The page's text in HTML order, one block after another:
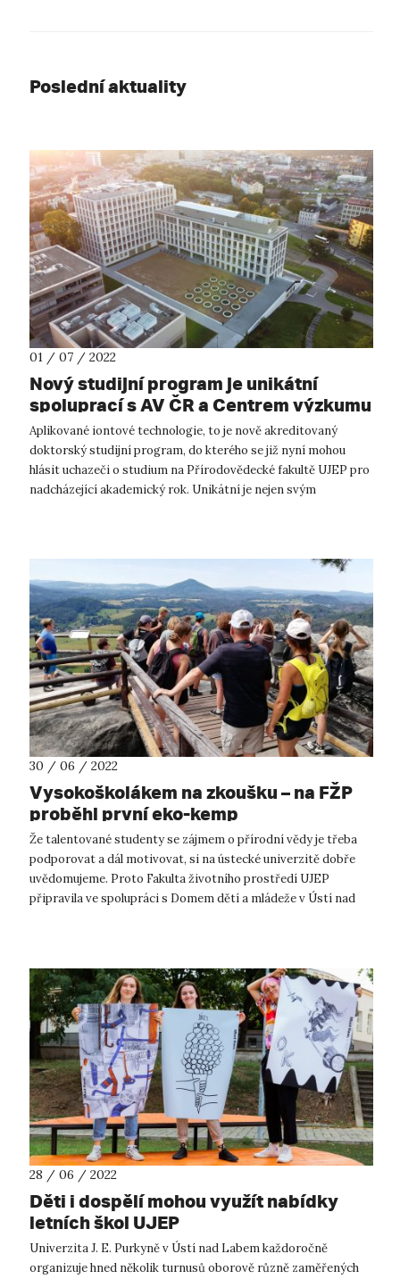
Poslední aktuality
01 / 07 / 2022
Nový studijní program je unikátní
spoluprací s AV ČR a Centrem výzkumu
Řež
Aplikované iontové technologie, to je nově akreditovaný
doktorský studijní program, do kterého se již nyní mohou
hlásit uchazeči o studium na Přírodovědecké fakultě UJEP pro
nadcházející akademický rok. Unikátní je nejen svým
30 / 06 / 2022
Vysokoškolákem na zkoušku – na FŽP
proběhl první eko-kemp
Že talentované studenty se zájmem o přírodní vědy je třeba
podporovat a dál motivovat, si na ústecké univerzitě dobře
uvědomujeme. Proto Fakulta životního prostředí UJEP
připravila ve spolupráci s Domem dětí a mládeže v Ústí nad
28 / 06 / 2022
Děti i dospělí mohou využít nabídky
letních škol UJEP
Univerzita J. E. Purkyně v Ústí nad Labem každoročně
organizuje hned několik turnusů oborově různě zaměřených